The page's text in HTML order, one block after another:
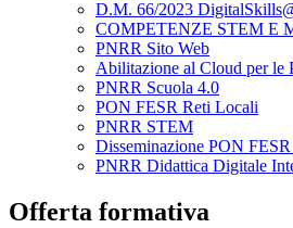
D.M. 66/2023
COMPETENZE STEM E
PNRR Sito Web
Abilitazione al Cloud per le
PNRR Scuola 4.0
PON FESR Reti Locali
PNRR STEM
Disseminazione PON
PNRR Didattica Digitale
Offerta formativa